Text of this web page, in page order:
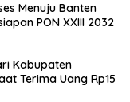
Menuju Banten
PON XXIII 2032
Kabupaten
Terima Uang Rp15